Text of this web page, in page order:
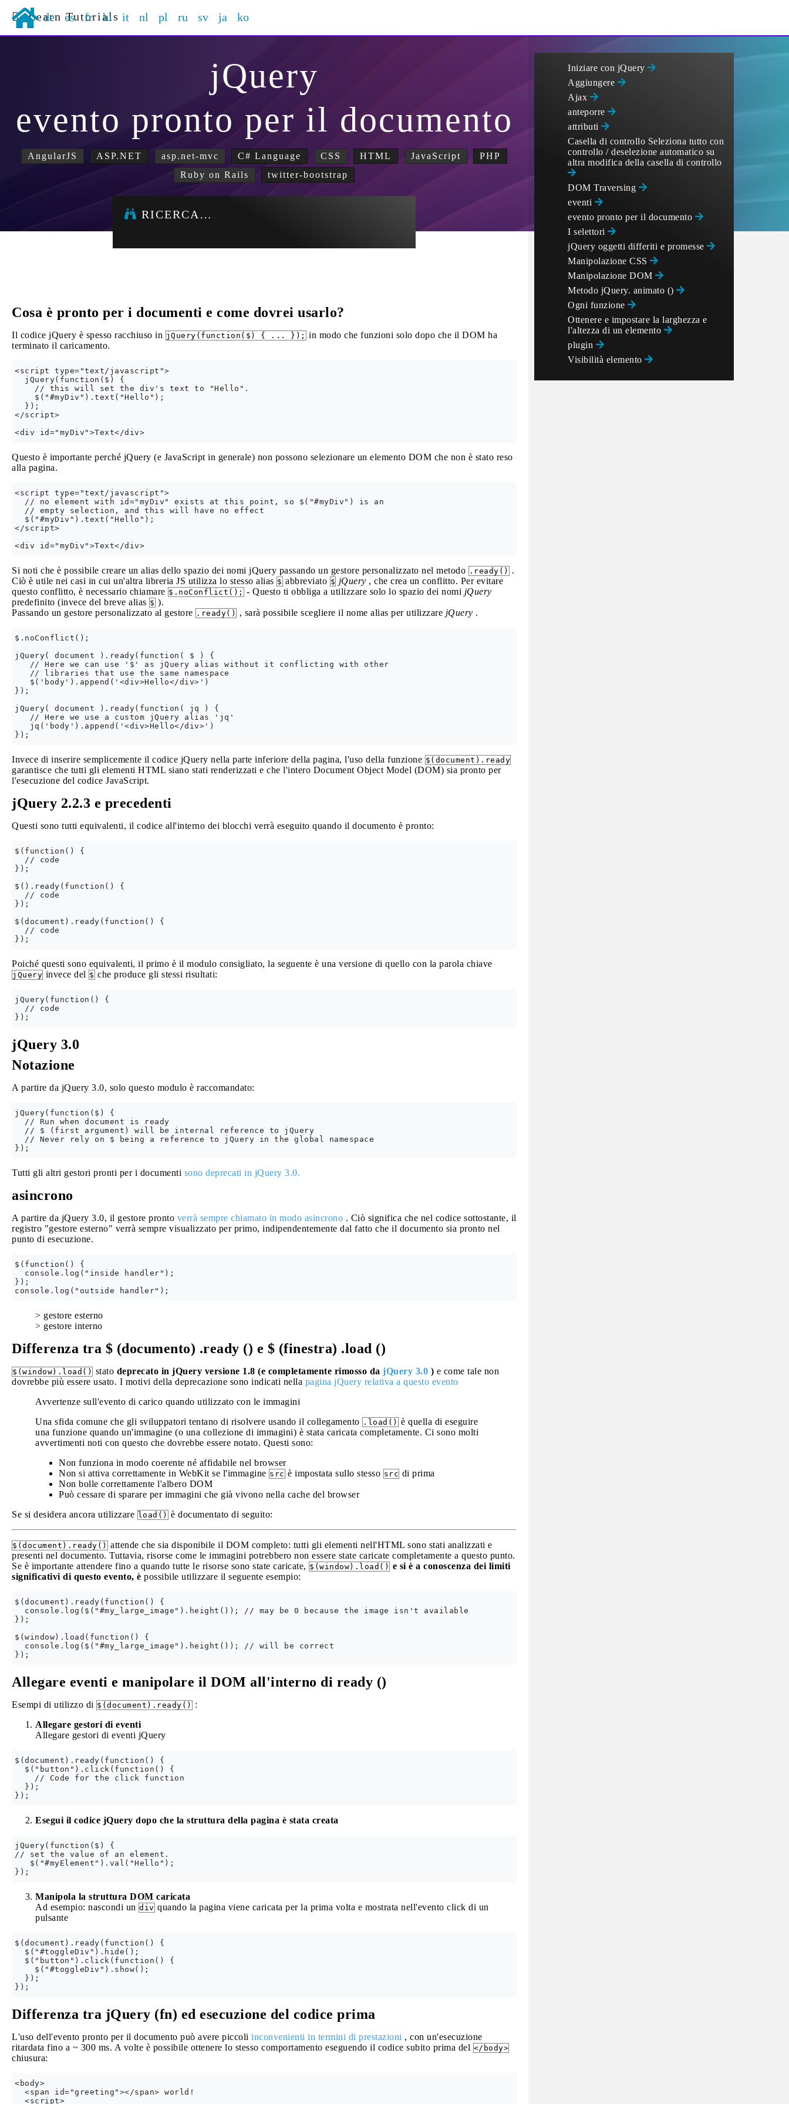
Learn Tutorials
de es fr hi it nl pl ru sv ja ko
jQuery
evento pronto per il documento
AngularJS ASP.NET asp.net-mvc C# Language CSS HTML JavaScript
PHP
Ruby on Rails
twitter-bootstrap
RICERCA…
Cosa è pronto per i documenti e come dovrei usarlo?
Il codice jQuery è spesso racchiuso in jQuery(function($) { ... }); in modo che funzioni solo dopo che il DOM ha
terminato il caricamento.
<script type="text/javascript">
  jQuery(function($) {
    // this will set the div's text to "Hello".
    $("#myDiv").text("Hello");
  });
</script>
Questo è importante perché jQuery (e JavaScript in generale) non possono selezionare un elemento DOM che non è stato reso
alla pagina.
<script type="text/javascript">
  // no element with id="myDiv" exists at this point, so $("#myDiv") is an
  // empty selection, and this will have no effect
  $("#myDiv").text("Hello");
</script>
Si noti che è possibile creare un alias dello spazio dei nomi jQuery passando un gestore personalizzato nel metodo .ready()
.
Ciò è utile nei casi in cui un'altra libreria JS utilizza lo stesso alias $ abbreviato $ jQuery , che crea un conflitto. Per evitare
questo conflitto, è necessario chiamare $.noConflict(); - Questo ti obbliga a utilizzare solo lo spazio dei nomi jQuery
predefinito (invece del breve alias $ ).
Passando un gestore personalizzato al gestore .ready() , sarà possibile scegliere il nome alias per utilizzare jQuery .
$.noConflict();
jQuery( document ).ready(function( $ ) {
   // Here we can use '$' as jQuery alias without it conflicting with other
   // libraries that use the same namespace
   $('body').append('<div>Hello</div>')
});
jQuery( document ).ready(function( jq ) {
   // Here we use a custom jQuery alias 'jq'
   jq('body').append('<div>Hello</div>')
Invece di inserire semplicemente il codice jQuery nella parte inferiore della pagina, l'uso della funzione $(document).ready
garantisce che tutti gli elementi HTML siano stati renderizzati e che l'intero Document Object Model (DOM) sia pronto per
l'esecuzione del codice JavaScript.
jQuery 2.2.3 e precedenti
Questi sono tutti equivalenti, il codice all'interno dei blocchi verrà eseguito quando il documento è pronto:
$(function() {
  // code
});
$().ready(function() {
  // code
});
$(document).ready(function() {
  // code
Poiché questi sono equivalenti, il primo è il modulo consigliato, la seguente è una versione di quello con la parola chiave
jQuery invece del $ che produce gli stessi risultati:
jQuery(function() {
  // code
jQuery 3.0
Notazione
A partire da jQuery 3.0, solo questo modulo è raccomandato:
jQuery(function($) {
  // Run when document is ready
  // $ (first argument) will be internal reference to jQuery
  // Never rely on $ being a reference to jQuery in the global namespace
Tutti gli altri gestori pronti per i documenti sono deprecati in jQuery 3.0.
asincrono
A partire da jQuery 3.0, il gestore pronto verrà sempre chiamato in modo asincrono . Ciò significa che nel codice sottostante, il
registro "gestore esterno" verrà sempre visualizzato per primo, indipendentemente dal fatto che il documento sia pronto nel
punto di esecuzione.
$(function() {
  console.log("inside handler");
});
> gestore esterno
> gestore interno
Differenza tra $ (documento) .ready () e $ (finestra) .load ()
$(window).load() stato deprecato in jQuery versione 1.8 (e completamente rimosso da jQuery 3.0 ) e come tale non
dovrebbe più essere usato. I motivi della deprecazione sono indicati nella pagina jQuery relativa a questo evento
Avvertenze sull'evento di carico quando utilizzato con le immagini
Una sfida comune che gli sviluppatori tentano di risolvere usando il collegamento .load() è quella di eseguire
una funzione quando un'immagine (o una collezione di immagini) è stata caricata completamente. Ci sono molti
avvertimenti noti con questo che dovrebbe essere notato. Questi sono:
Non funziona in modo coerente né affidabile nel browser
Non si attiva correttamente in WebKit se l'immagine src è impostata sullo stesso src di prima
Non bolle correttamente l'albero DOM
Può cessare di sparare per immagini che già vivono nella cache del browser
Se si desidera ancora utilizzare load() è documentato di seguito:
$(document).ready() attende che sia disponibile il DOM completo: tutti gli elementi nell'HTML sono stati analizzati e
presenti nel documento. Tuttavia, risorse come le immagini potrebbero non essere state caricate completamente a questo punto.
Se è importante attendere fino a quando tutte le risorse sono state caricate, $(window).load() e si è a conoscenza dei limiti
significativi di questo evento, è possibile utilizzare il seguente esempio:
$(document).ready(function() {
  console.log($("#my_large_image").height()); // may be 0 because the image isn't available
});
$(window).load(function() {
  console.log($("#my_large_image").height()); // will be correct
Allegare eventi e manipolare il DOM all'interno di ready ()
Esempi di utilizzo di $(document).ready()
:
Allegare gestori di eventi
Allegare gestori di eventi jQuery
$(document).ready(function() {
  $("button").click(function() {
    // Code for the click function
  });
Esegui il codice jQuery dopo che la struttura della pagina è stata creata
jQuery(function($) {
// set the value of an element.
   $("#myElement").val("Hello");
Manipola la struttura DOM caricata
Ad esempio: nascondi un div quando la pagina viene caricata per la prima volta e mostrata nell'evento click di un
pulsante
$(document).ready(function() {
  $("#toggleDiv").hide();
  $("button").click(function() {
    $("#toggleDiv").show();
  });
Differenza tra jQuery (fn) ed esecuzione del codice prima
L'uso dell'evento pronto per il documento può avere piccoli inconvenienti in termini di prestazioni , con un'esecuzione
ritardata fino a ~ 300 ms. A volte è possibile ottenere lo stesso comportamento eseguendo il codice subito prima del </body>
chiusura:
<body>
  <span id="greeting"></span> world!
  <script>
Iniziare con jQuery
Aggiungere
Ajax
anteporre
attributi
Casella di controllo Seleziona tutto con
controllo / deselezione automatico su
altra modifica della casella di controllo
DOM Traversing
eventi
evento pronto per il documento
I selettori
jQuery oggetti differiti e promesse
Manipolazione CSS
Manipolazione DOM
Metodo jQuery. animato ()
Ogni funzione
Ottenere e impostare la larghezza e
l'altezza di un elemento
plugin
Visibilità elemento